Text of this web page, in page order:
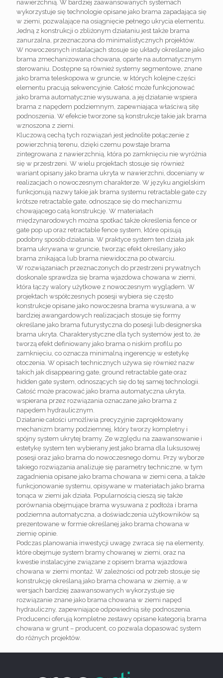
nawierzchnią. W bardziej zaawansowanych systemach
wykorzystuje się technologie opisane jako brama zapadająca się
w ziemi, pozwalające na osiągnięcie pełnego ukrycia elementu.
Jedną z konstrukcji o zbliżonym działaniu jest także brama
zanurzalna, przeznaczona do minimalistycznych projektów.
W nowoczesnych instalacjach stosuje się układy określane jako
brama zmechanizowana chowana, oparte na automatycznym
sterowaniu. Dostępne są również systemy segmentowe, znane
jako brama teleskopowa w gruncie, w których kolejne części
elementu pracują sekwencyjnie. Całość może funkcjonować
jako brama automatycznie wysuwana, a jej działanie wspiera
brama z napędem podziemnym, zapewniająca właściwą siłę
podnoszenia. W efekcie tworzone są konstrukcje takie jak brama
wznoszona z ziemi.
Kluczową cechą tych rozwiązań jest jednolite połączenie z
powierzchnią terenu, dzięki czemu powstaje brama
zintegrowana z nawierzchnią, która po zamknięciu nie wyróżnia
się w przestrzeni. W wielu projektach stosuje się również
wariant opisany jako brama ukryta w nawierzchni, doceniany w
realizacjach o nowoczesnym charakterze. W języku angielskim
funkcjonują nazwy takie jak brama systemu retractable gate czy
krótsze retractable gate, odnoszące się do mechanizmu
chowającego całą konstrukcję. W materiałach
międzynarodowych można spotkać także określenia fence or
gate pop up oraz retractable fence system, które opisują
podobny sposób działania. W praktyce system ten działa jak
brama ukrywana w gruncie, tworząc efekt określany jako
brama znikająca lub brama niewidoczna po otwarciu.
W rozwiązaniach przeznaczonych do przestrzeni prywatnych
doskonale sprawdza się brama wjazdowa chowana w ziemi,
która łączy walory użytkowe z nowoczesnym wyglądem. W
projektach współczesnych posesji wybiera się często
konstrukcje opisane jako nowoczesna brama wysuwana, a w
bardziej awangardowych realizacjach stosuje się formy
określane jako brama futurystyczna do posesji lub designerska
brama ukryta. Charakterystyczne dla tych systemów jest to, że
tworzą efekt definiowany jako brama o niskim profilu po
zamknięciu, co oznacza minimalną ingerencję w estetykę
otoczenia. W opisach technicznych używa się również nazw
takich jak disappearing gate, ground retractable gate oraz
hidden gate system, odnoszących się do tej samej technologii.
Całość może pracować jako brama automatyczna ukryta,
wspierana przez rozwiązania oznaczane jako brama z
napędem hydraulicznym.
Działanie całości umożliwia precyzyjnie zaprojektowany
mechanizm bramy podziemnej, który tworzy kompletny i
spójny system ukrytej bramy. Ze względu na zaawansowanie i
estetykę system ten wybierany jest jako brama dla luksusowej
posesji oraz jako brama do nowoczesnego domu. Przy wyborze
takiego rozwiązania analizuje się parametry techniczne, w tym
zagadnienia opisane jako brama chowana w ziemi cena, a także
funkcjonowanie systemu, opisywane w materiałach jako brama
tonąca w ziemi jak działa. Popularnością cieszą się także
porównania obejmujące brama wysuwana z podłoża i brama
podziemna automatyczna, a doświadczenia użytkowników są
prezentowane w formie określanej jako brama chowana w
ziemię opinie.
Podczas planowania inwestycji uwagę zwraca się na elementy,
które obejmuje system bramy chowanej w ziemi, oraz na
kwestie instalacyjne związane z opisem brama wjazdowa
chowana w ziemi montaż. W zależności od potrzeb stosuje się
konstrukcję określaną jako brama chowana w ziemię, a w
wersjach bardziej zaawansowanych wykorzystuje się
rozwiązanie znane jako brama chowana w ziemi napęd
hydrauliczny, zapewniające odpowiednią siłę podnoszenia.
Producenci oferują kompletne zestawy opisane kategorią brama
chowana w grunt – producent, co pozwala dopasować system
do różnych projektów.